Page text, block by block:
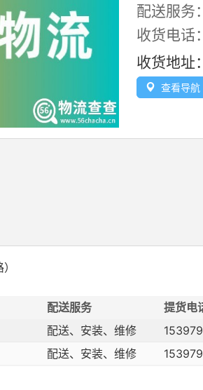
配送服务
收货电话：
收货地址：
查看导航
配送服务 提货电
配送、安装、维修
配送、安装、维修